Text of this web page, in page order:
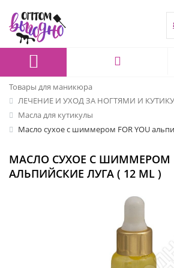
Товары для маникюра
ЛЕЧЕНИЕ И УХОД ЗА НОГТЯМИ И
Масла для кутикулы
Масло сухое с шиммером FOR YOU
МАСЛО СУХОЕ С ШИММЕРОМ
АЛЬПИЙСКИЕ ЛУГА ( 12 ML )